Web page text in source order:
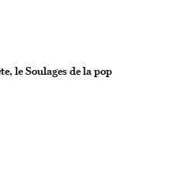
le Soulages de la pop